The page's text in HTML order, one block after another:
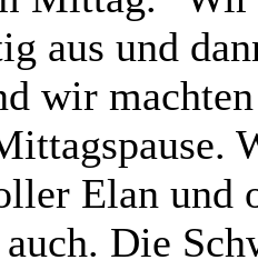
aus und
wir
Elan und
Die